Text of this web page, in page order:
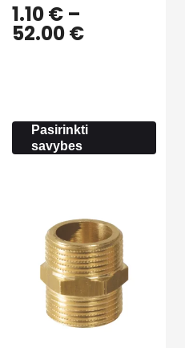
1.10€ –
52.00€Price
Pasirinkti
savybes